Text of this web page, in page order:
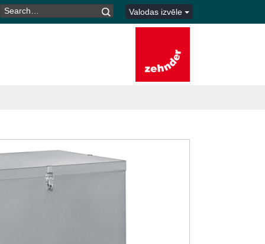
MEKLĒT: Valodas izvēle